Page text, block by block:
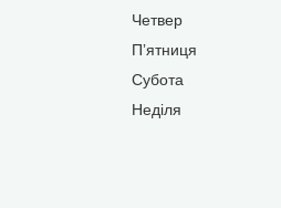
Четвер
Пʼятниця
Субота
Неділя